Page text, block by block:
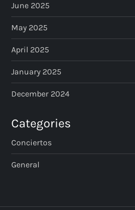
June 2025
May 2025
April 2025
January 2025
December 2024
Categories
Conciertos
General